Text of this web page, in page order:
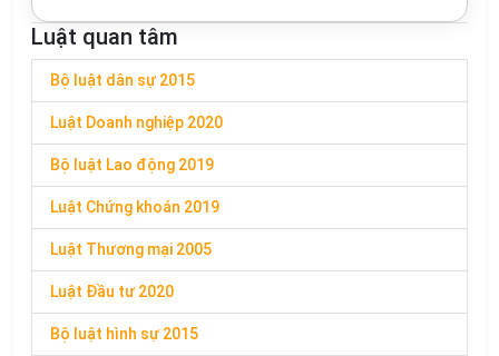
Luật quan tâm
Bộ luật dân sự 2015
Luật Doanh nghiệp 2020
Bộ luật Lao động 2019
Luật Chứng khoán 2019
Luật Thương mại 2005
Luật Đầu tư 2020
Bộ luật hình sự 2015